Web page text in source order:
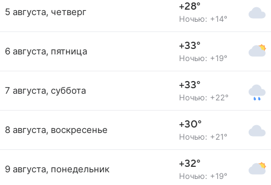
5 августа, четверг +28°
Ночью: +14°
6 августа, пятница +33°
Ночью: +19°
7 августа, суббота +33°
Ночью: +22°
8 августа, воскресенье +30°
Ночью: +21°
9 августа, понедельник +32°
Ночью: +19°